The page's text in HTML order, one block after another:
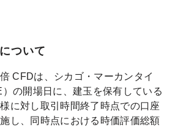
ついて
CFDは、シカゴ・マーカンタイ
の開場日に、建玉を保有している
に対し取引時間終了時点での口座
し、同時点における時価評価総額